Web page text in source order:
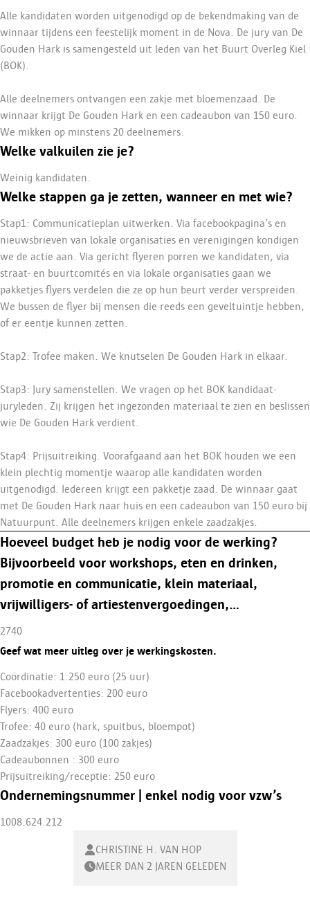
Alle kandidaten worden uitgenodigd op de bekendmaking van de
winnaar tijdens een feestelijk moment in de Nova. De jury van De
Gouden Hark is samengesteld uit leden van het Buurt Overleg Kiel
(BOK).
Alle deelnemers ontvangen een zakje met bloemenzaad. De
winnaar krijgt De Gouden Hark en een cadeaubon van 150 euro.
We mikken op minstens 20 deelnemers.
Welke valkuilen zie je?
Weinig kandidaten.
Welke stappen ga je zetten, wanneer en met wie?
Stap1: Communicatieplan uitwerken. Via facebookpagina’s en
nieuwsbrieven van lokale organisaties en verenigingen kondigen
we de actie aan. Via gericht flyeren porren we kandidaten, via
straat- en buurtcomités en via lokale organisaties gaan we
pakketjes flyers verdelen die ze op hun beurt verder verspreiden.
We bussen de flyer bij mensen die reeds een geveltuintje hebben,
of er eentje kunnen zetten.
Stap2: Trofee maken. We knutselen De Gouden Hark in elkaar.
Stap3: Jury samenstellen. We vragen op het BOK kandidaat-
juryleden. Zij krijgen het ingezonden materiaal te zien en beslissen
wie De Gouden Hark verdient.
Stap4: Prijsuitreiking. Voorafgaand aan het BOK houden we een
klein plechtig momentje waarop alle kandidaten worden
uitgenodigd. Iedereen krijgt een pakketje zaad. De winnaar gaat
met De Gouden Hark naar huis en een cadeaubon van 150 euro bij
Natuurpunt. Alle deelnemers krijgen enkele zaadzakjes.
Hoeveel budget heb je nodig voor de werking?
Bijvoorbeeld voor workshops, eten en drinken,
promotie en communicatie, klein materiaal,
vrijwilligers- of artiestenvergoedingen,…
2740
Geef wat meer uitleg over je werkingskosten.
Coördinatie: 1.250 euro (25 uur)
Facebookadvertenties: 200 euro
Flyers: 400 euro
Trofee: 40 euro (hark, spuitbus, bloempot)
Zaadzakjes: 300 euro (100 zakjes)
Cadeaubonnen : 300 euro
Prijsuitreiking/receptie: 250 euro
Ondernemingsnummer | enkel nodig voor vzw’s
1008.624.212
CHRISTINE H. VAN HOP
MEER DAN 2 JAREN GELEDEN